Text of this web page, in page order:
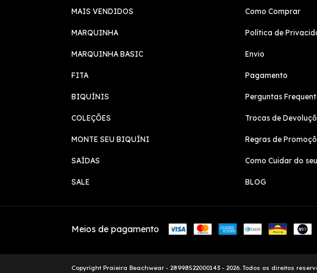
MAIS VENDIDOS
MARQUINHA
MARQUINHA BASIC
FITA
BIQUÍNIS
COLEÇÕES
MONTE SEU BIQUÍNI
SAÍDAS
SALE
Como Comprar
Política de
Envio
Pagamento
Perguntas
Trocas de
Regras de
Como Cuidar do
BLOG
Meios de pagamento
Copyright Praieira Beachwear - 28998522000143 - 2026. Todos os direitos